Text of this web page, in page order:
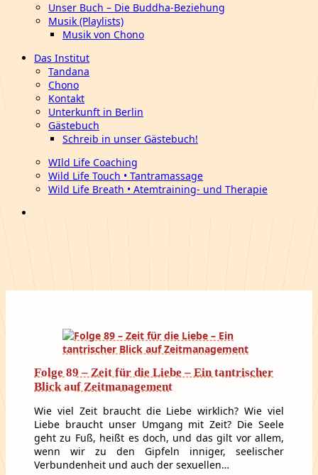
Unser Buch – Die Buddha-Beziehung
Musik (Playlists)
Musik von Chono
Das Institut
Tandana
Chono
Kontakt
Unterkunft in Berlin
Gästebuch
Schreib in unser Gästebuch!
WIld Life Coaching
Wild Life Touch • Tantramassage
Wild Life Breath • Atemtraining- und Therapie
Folge 89 – Zeit für die Liebe – Ein tantrischer
Blick auf Zeitmanagement
Wie viel Zeit braucht die Liebe wirklich? Wie viel
Liebe braucht unser Umgang mit Zeit? Die Seele
geht zu Fuß, heißt es doch, und das gilt vor allem,
wenn wir zu den Gipfeln inniger, seelischer
Verbundenheit und auch der sexuellen…